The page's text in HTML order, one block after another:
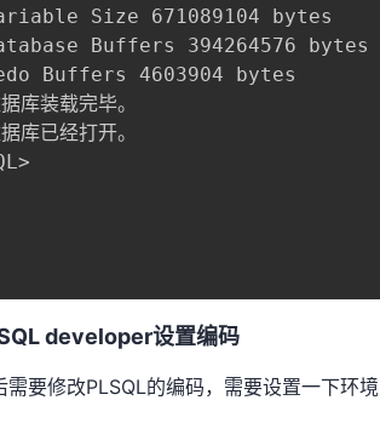
Size 671089104 bytes
Buffers 394264576 bytes
Buffers 4603904 bytes
库装载完毕。
库已经打开。
developer设置编码
需要修改PLSQL的编码，需要设置一下环